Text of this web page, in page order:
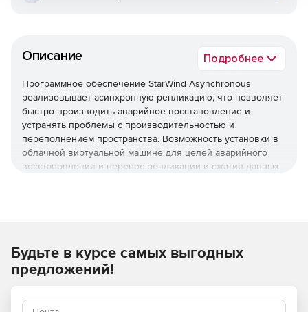
Описание Подробнее
Программное обеспечение StarWind Asynchronous
реализовывает асинхронную репликацию, что позволяет
быстро производить аварийное восстановление и
устранять проблемы с производительностью и
переполнением пространства. Возможность установки в
облачной виртуальной машине для целей аварийного
восстановления и перенос репликации и сжатия данных
базируется на существующем оборудовании общего
назначения и в частном или общедоступном облаке
(например, Amazon или Azure). Перегрузка канала
технологий уменьшения пространства StarWind -
Будьте в курсе самых выгодных
предложений!